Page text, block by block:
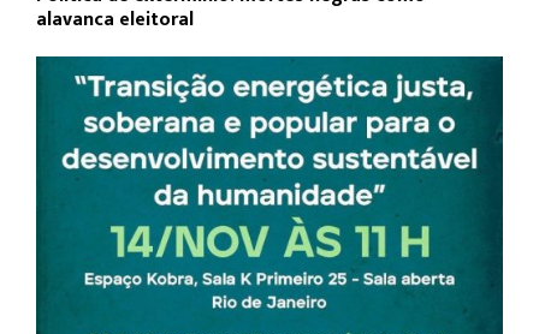
alavanca eleitoral